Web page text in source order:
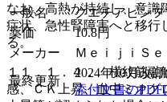
なお、高熱が持続し、意識
症状、急性腎障害へと移行
る。
１１．１．４． 横紋筋融
感、ＣＫ上昇、血中ミオグ
一般名
クエチアピンフ
薬価
10.8円
メーカー
ＭｅｉｊｉＳ
最終更新
2024年10月改
添付文書のPDF